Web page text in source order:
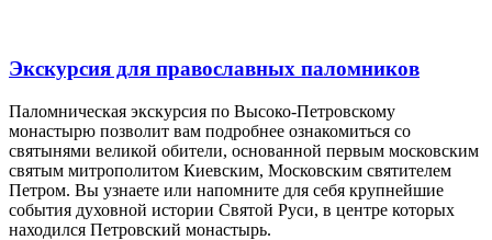
Экскурсия для православных паломников
Паломническая экскурсия по Высоко-Петровскому
монастырю позволит вам подробнее ознакомиться со
святынями великой обители, основанной первым московским
святым митрополитом Киевским, Московским святителем
Петром. Вы узнаете или напомните для себя крупнейшие
события духовной истории Святой Руси, в центре которых
находился Петровский монастырь.